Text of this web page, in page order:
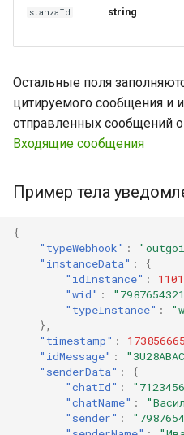
товаром
Входящее сообщение с
stanzaId string
Остальные поля
цитируемого сообщения и
отправленных сообщений
Входящие сообщения
Пример тела
{
"typeWebhook" :
"instanceData" :
{
"idInstance" :
"wid" :
"typeInstance" :
},
"timestamp" :
"idMessage" :
"senderData" :
{
"chatId" :
"chatName" :
"sender" :